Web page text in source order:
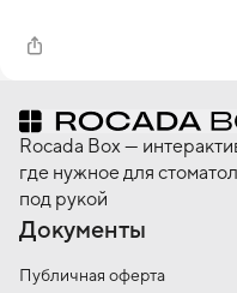
Rocada Box —
где нужное для
под рукой
Документы
Публичная оферта